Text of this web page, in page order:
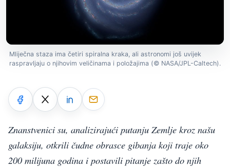
Mliječna staza ima četiri spiralna kraka, ali astronomi još uvijek
raspravljaju o njihovim veličinama i položajima (© NASA/JPL-Caltech).
Znanstvenici su, analizirajući putanju Zemlje kroz našu
galaksiju, otkrili čudne obrasce gibanja koji traje oko
200 milijuna godina i postavili pitanje zašto do njih